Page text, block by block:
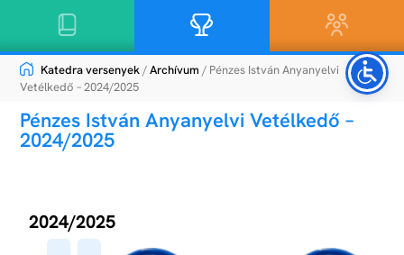
Katedra versenyek/Archívum / Pénzes István Anyanyelvi
Vetélkedő – 2024/2025
Pénzes István Anyanyelvi Vetélkedő –
2024/2025
2024/2025